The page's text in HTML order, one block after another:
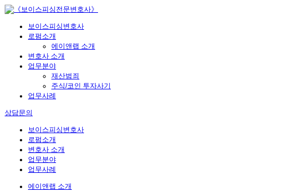
보이스피싱변호사
로펌소개
에이앤랩 소개
변호사 소개
업무분야
재산범죄
주식/코인 투자사기
업무사례
상담문의
보이스피싱변호사
로펌소개
변호사 소개
업무분야
업무사례
에이앤랩 소개